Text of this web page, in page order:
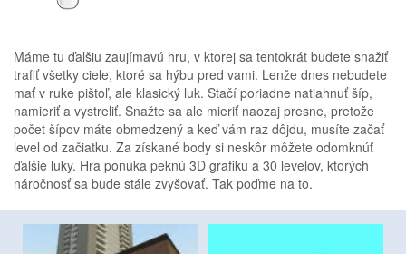
Máme tu ďalšiu zaujímavú hru, v ktorej sa tentokrát budete snažiť
trafiť všetky ciele, ktoré sa hýbu pred vami. Lenže dnes nebudete
mať v ruke pištoľ, ale klasický luk. Stačí poriadne natiahnuť šíp,
namieriť a vystreliť. Snažte sa ale mieriť naozaj presne, pretože
počet šípov máte obmedzený a keď vám raz dôjdu, musíte začať
level od začiatku. Za získané body si neskôr môžete odomknúť
ďalšie luky. Hra ponúka peknú 3D grafiku a 30 levelov, ktorých
náročnosť sa bude stále zvyšovať. Tak poďme na to.